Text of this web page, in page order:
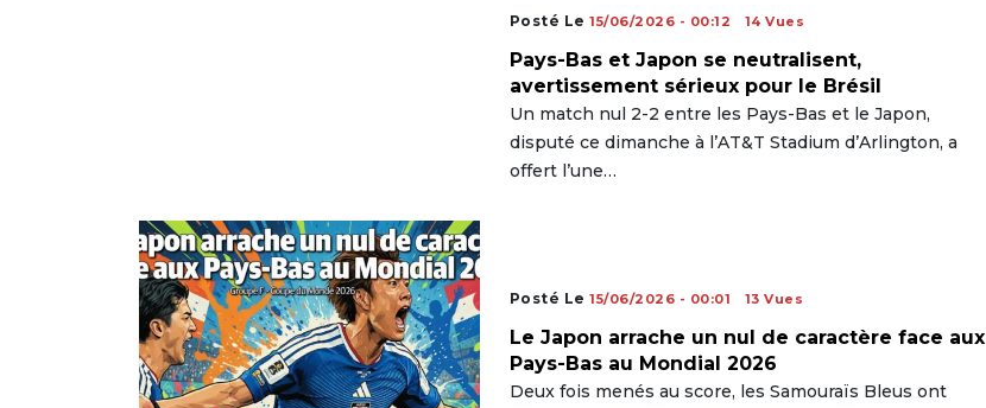
Posté Le15/06/2026 - 00:12 14 Vues
Pays-Bas et Japon se neutralisent,
avertissement sérieux pour le Brésil
Un match nul 2-2 entre les Pays-Bas et le Japon,
disputé ce dimanche à l’AT&T Stadium d’Arlington, a
offert l’une…
Posté Le15/06/2026 - 00:01 13 Vues
Le Japon arrache un nul de caractère face aux
Pays-Bas au Mondial 2026
Deux fois menés au score, les Samouraïs Bleus ont